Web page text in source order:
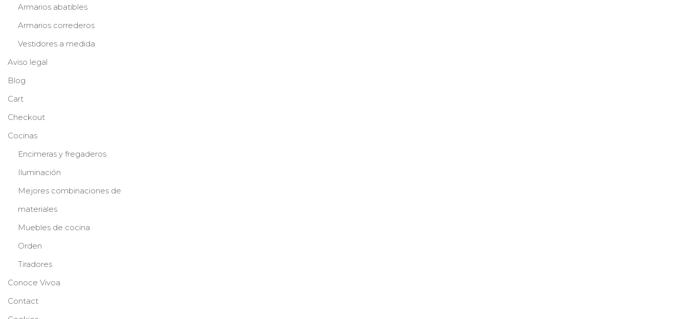
Armarios abatibles
Armarios correderos
Vestidores a medida
Aviso legal
Blog
Cart
Checkout
Cocinas
Encimeras y fregaderos
Iluminación
Mejores combinaciones de
materiales
Muebles de cocina
Orden
Tiradores
Conoce Vivoa
Contact